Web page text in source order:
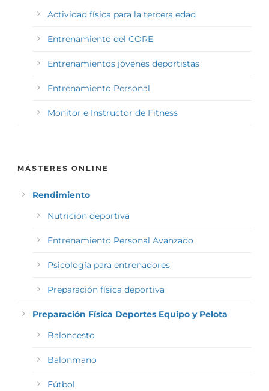
Actividad física para la tercera edad
Entrenamiento del CORE
Entrenamientos jóvenes deportistas
Entrenamiento Personal
Monitor e Instructor de Fitness
MÁSTERES ONLINE
Rendimiento
Nutrición deportiva
Entrenamiento Personal Avanzado
Psicología para entrenadores
Preparación física deportiva
Preparación Física Deportes Equipo y Pelota
Baloncesto
Balonmano
Fútbol